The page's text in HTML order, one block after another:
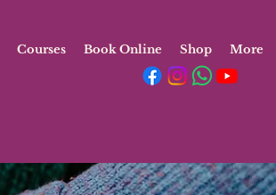
Courses Book Online Shop More